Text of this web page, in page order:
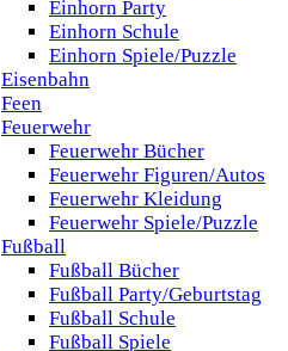
Einhorn Party
Einhorn Schule
Einhorn Spiele/Puzzle
Eisenbahn
Feen
Feuerwehr
Feuerwehr Bücher
Feuerwehr Figuren/Autos
Feuerwehr Kleidung
Feuerwehr Spiele/Puzzle
Fußball
Fußball Bücher
Fußball Party/Geburtstag
Fußball Schule
Fußball Spiele